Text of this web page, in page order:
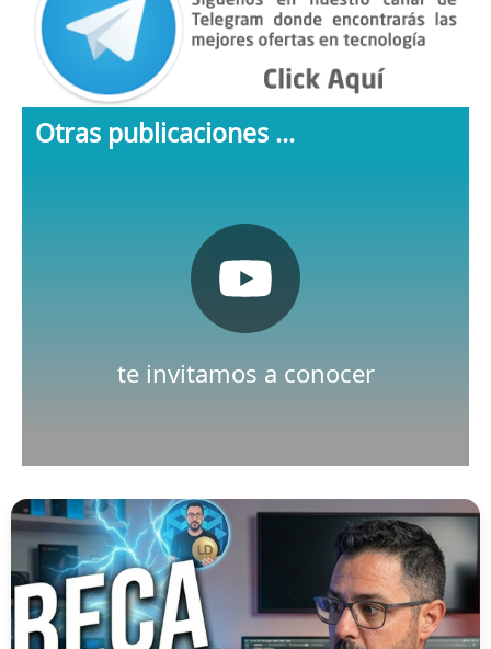
Otras publicaciones ...
te invitamos a conocer
Nuestro canal de Youtube
Pulsa aquí